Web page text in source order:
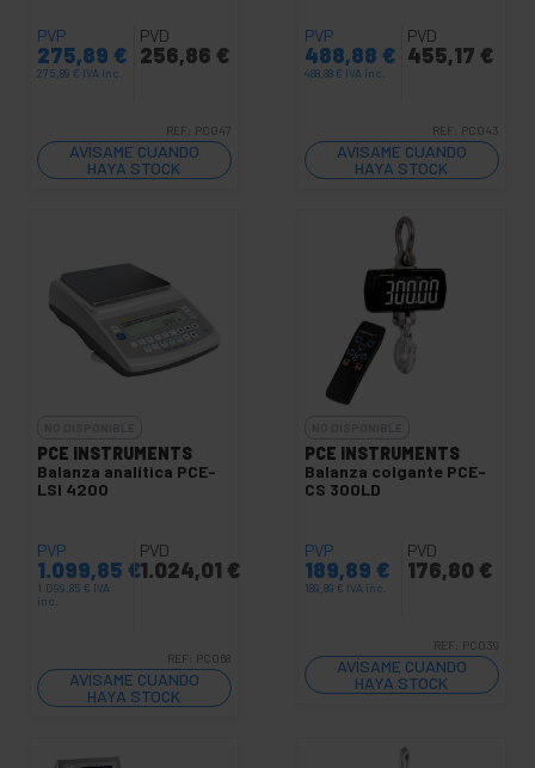
PVP
275,89 €
275,89 € IVA inc.
PVD
256,86 €
REF: PC047
AVÍSAME CUANDO
HAYA STOCK
PVP
488,88 €
488,88 € IVA inc.
PVD
455,17 €
REF: PC043
AVÍSAME CUANDO
HAYA STOCK
PCE INSTRUMENTS
Balanza analítica PCE-
LSI 4200
PVP
1.099,85 €
1.099,85 € IVA
inc.
PVD
1.024,01 €
REF: PC068
AVÍSAME CUANDO
HAYA STOCK
PCE INSTRUMENTS
Balanza colgante PCE-
CS 300LD
PVP
189,89 €
189,89 € IVA inc.
PVD
176,80 €
REF: PC039
AVÍSAME CUANDO
HAYA STOCK